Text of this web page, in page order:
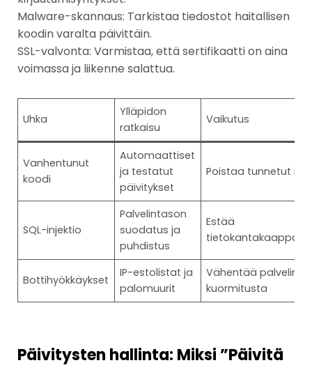
Malware-skannaus: Tarkistaa tiedostot haitallisen
koodin varalta päivittäin.
SSL-valvonta: Varmistaa, että sertifikaatti on aina
voimassa ja liikenne salattua.
Uhka
Ylläpidon
ratkaisu
Vaikutus
Vanhentunut
koodi
Automaattiset
ja testatut
päivitykset
Poistaa tunnetut
SQL-injektio
Palvelintason
suodatus ja
puhdistus
Estää
Bottihyökkäykset
IP-estolistat ja
palomuurit
Vähentää
kuormitusta
Päivitysten hallinta: Miksi ”Päivitä